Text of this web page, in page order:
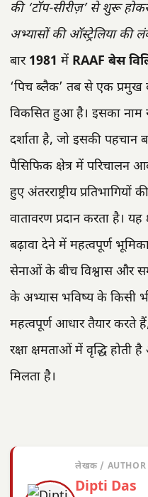
की ‘टॉप-सीरीज़’ से शुरू होकर,
अभ्यासों की ऑस्ट्रेलिया की
बार 1981 में RAAF बेस
‘पिच ब्लैक’ तब से एक प्रमुख
विकसित हुआ है। इसका नाम
दर्शाता है, जो इसकी पहचान
पैसिफिक क्षेत्र में परिचालन
हुए अंतरराष्ट्रीय
वातावरण प्रदान करता है। यह
बढ़ावा देने में महत्वपूर्ण
सेनाओं के बीच विश्वास और
के अभ्यास भविष्य के किसी
महत्वपूर्ण आधार तैयार करते हैं,
रक्षा क्षमताओं में वृद्धि होती
मिलता है।
लेखक / AUTHOR
Dipti Das